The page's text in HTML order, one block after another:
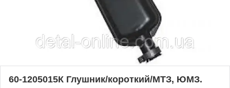
60-1205015К Глушник/короткий/МТЗ, ЮМЗ.